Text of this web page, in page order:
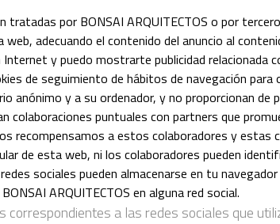
tratadas por BONSAI ARQUITECTOS o por
adecuando el contenido del anuncio al
y puedo mostrarte publicidad relacionada
de seguimiento de hábitos de navegación
anónimo y a su ordenador, y no proporcionan de
colaboraciones puntuales con partners que
recompensamos a estos colaboradores y estas
de esta web, ni los colaboradores pueden
sociales pueden almacenarse en tu
ARQUITECTOS en alguna red social.
correspondientes a las redes sociales que